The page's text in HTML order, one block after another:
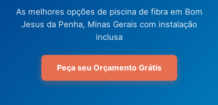
As melhores opções de piscina de fibra em Bom
Jesus da Penha, Minas Gerais com instalação
inclusa
Peça seu Orçamento Grátis